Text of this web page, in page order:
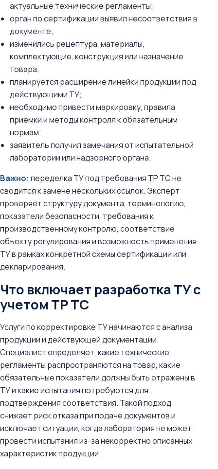
актуальные технические регламенты;
орган по сертификации выявил несоответствия в
документе;
изменились рецептура, материалы,
комплектующие, конструкция или назначение
товара;
планируется расширение линейки продукции под
действующими ТУ;
необходимо привести маркировку, правила
приемки и методы контроля к обязательным
нормам;
заявитель получил замечания от испытательной
лаборатории или надзорного органа.
Важно: переделка ТУ под требования ТР ТС не
сводится к замене нескольких ссылок. Эксперт
проверяет структуру документа, терминологию,
показатели безопасности, требования к
производственному контролю, соответствие
объекту регулирования и возможность применения
ТУ в рамках конкретной схемы сертификации или
декларирования.
Что включает разработка ТУ с
учетом ТР ТС
Услуги по корректировке ТУ начинаются с анализа
продукции и действующей документации.
Специалист определяет, какие технические
регламенты распространяются на товар, какие
обязательные показатели должны быть отражены в
ТУ и какие испытания потребуются для
подтверждения соответствия. Такой подход
снижает риск отказа при подаче документов и
исключает ситуации, когда лаборатория не может
провести испытания из-за некорректно описанных
характеристик продукции.